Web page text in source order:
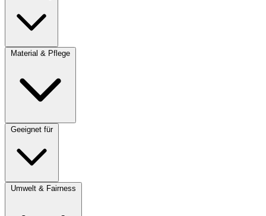
Material & Pflege
Geeignet für
Umwelt & Fairness